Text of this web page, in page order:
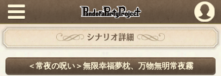
PandoraPartyProject
シナリオ詳細
＜常夜の呪い＞無限幸福夢枕、万物無明常夜霧